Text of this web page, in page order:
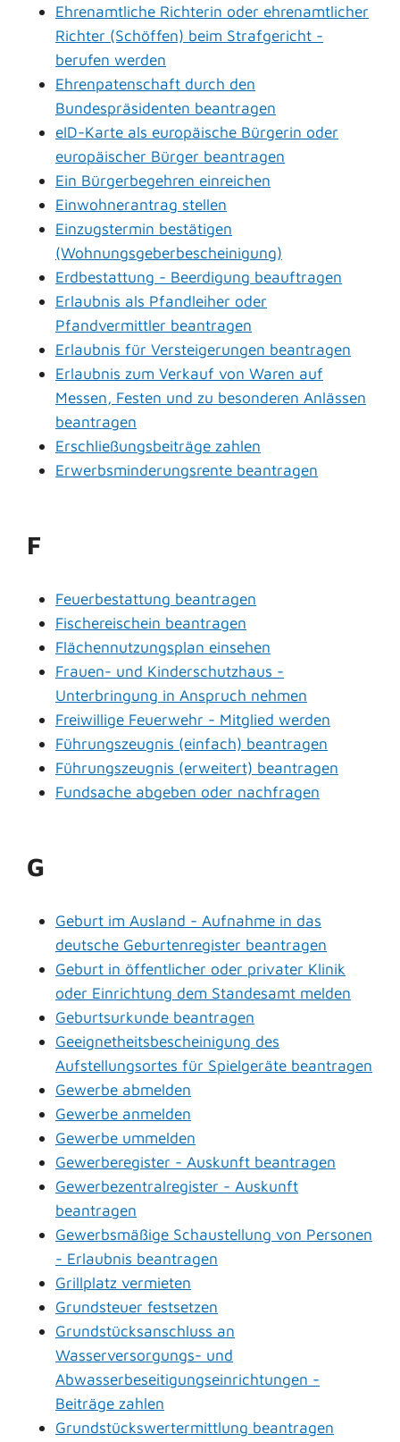
Ehrenamtliche Richterin oder ehrenamtlicher
Richter (Schöffen) beim Strafgericht -
berufen werden
Ehrenpatenschaft durch den
Bundespräsidenten beantragen
eID-Karte als europäische Bürgerin oder
europäischer Bürger beantragen
Ein Bürgerbegehren einreichen
Einwohnerantrag stellen
Einzugstermin bestätigen
(Wohnungsgeberbescheinigung)
Erdbestattung - Beerdigung beauftragen
Erlaubnis als Pfandleiher oder
Pfandvermittler beantragen
Erlaubnis für Versteigerungen beantragen
Erlaubnis zum Verkauf von Waren auf
Messen, Festen und zu besonderen Anlässen
beantragen
Erschließungsbeiträge zahlen
Erwerbsminderungsrente beantragen
F
Feuerbestattung beantragen
Fischereischein beantragen
Flächennutzungsplan einsehen
Frauen- und Kinderschutzhaus -
Unterbringung in Anspruch nehmen
Freiwillige Feuerwehr - Mitglied werden
Führungszeugnis (einfach) beantragen
Führungszeugnis (erweitert) beantragen
Fundsache abgeben oder nachfragen
G
Geburt im Ausland - Aufnahme in das
deutsche Geburtenregister beantragen
Geburt in öffentlicher oder privater Klinik
oder Einrichtung dem Standesamt melden
Geburtsurkunde beantragen
Geeignetheitsbescheinigung des
Aufstellungsortes für Spielgeräte beantragen
Gewerbe abmelden
Gewerbe anmelden
Gewerbe ummelden
Gewerberegister - Auskunft beantragen
Gewerbezentralregister - Auskunft
beantragen
Gewerbsmäßige Schaustellung von Personen
- Erlaubnis beantragen
Grillplatz vermieten
Grundsteuer festsetzen
Grundstücksanschluss an
Wasserversorgungs- und
Abwasserbeseitigungseinrichtungen -
Beiträge zahlen
Grundstückswertermittlung beantragen